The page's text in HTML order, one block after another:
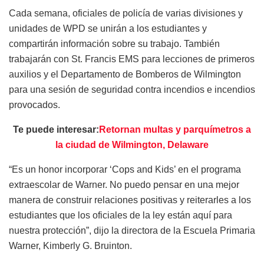
Cada semana, oficiales de policía de varias divisiones y
unidades de WPD se unirán a los estudiantes y
compartirán información sobre su trabajo. También
trabajarán con St. Francis EMS para lecciones de primeros
auxilios y el Departamento de Bomberos de Wilmington
para una sesión de seguridad contra incendios e incendios
provocados.
Te puede interesar: Retornan multas y parquímetros a
la ciudad de Wilmington, Delaware
“Es un honor incorporar ‘Cops and Kids’ en el programa
extraescolar de Warner. No puedo pensar en una mejor
manera de construir relaciones positivas y reiterarles a los
estudiantes que los oficiales de la ley están aquí para
nuestra protección”, dijo la directora de la Escuela Primaria
Warner, Kimberly G. Bruinton.